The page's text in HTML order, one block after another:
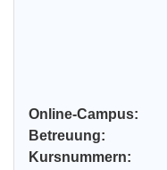
Online-Campus:
Betreuung:
Kursnummern: